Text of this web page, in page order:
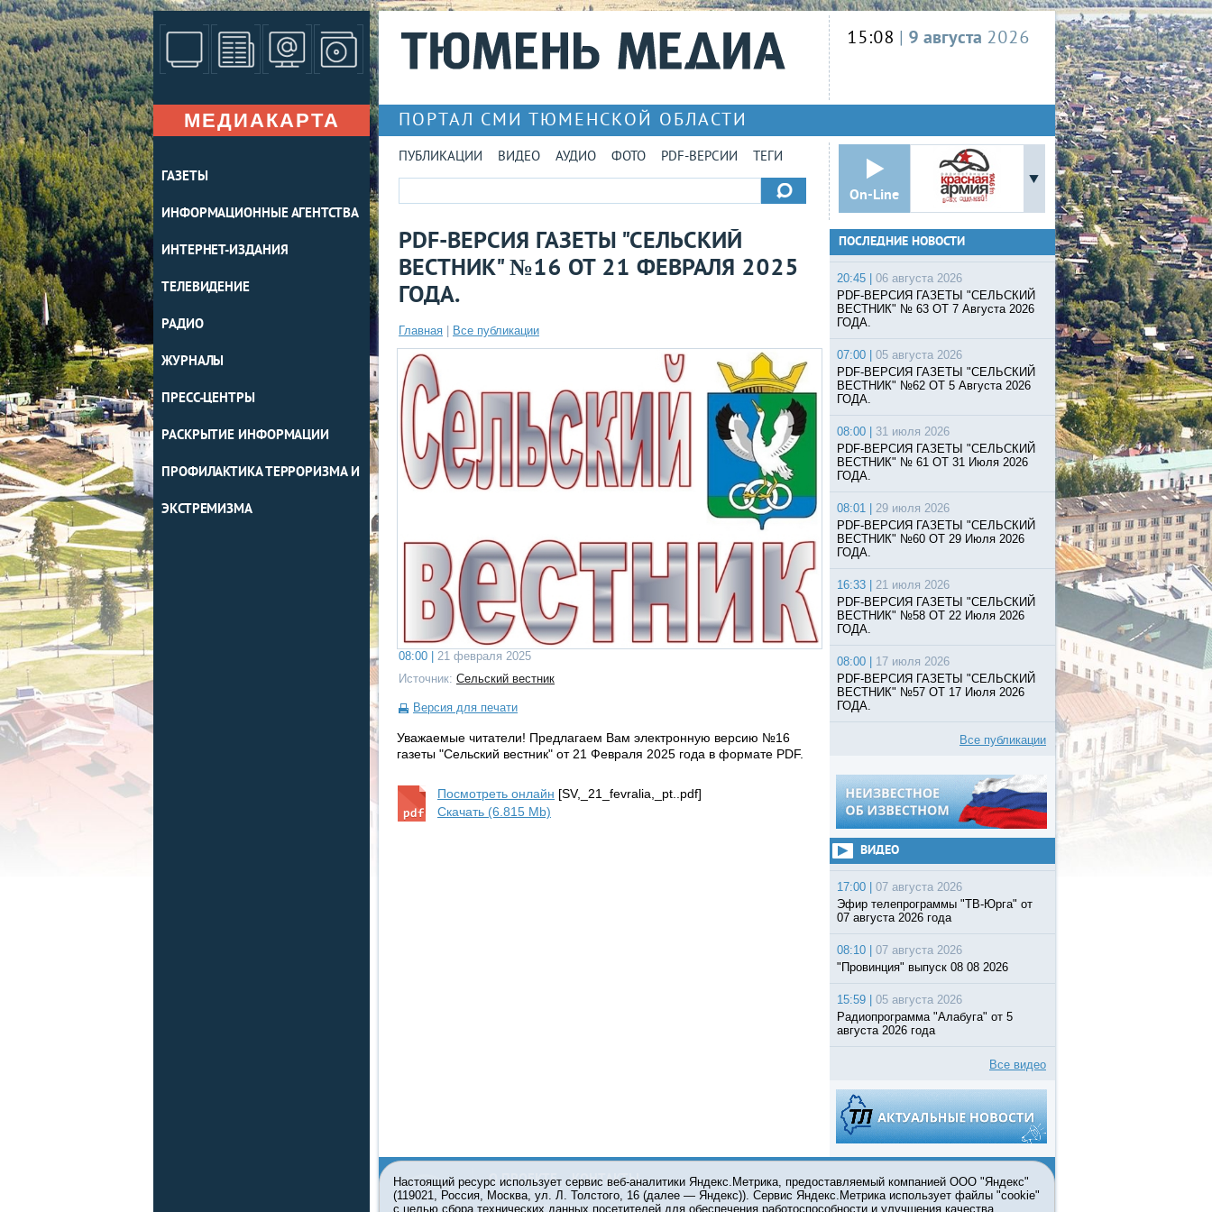
МЕДИАКАРТА
ГАЗЕТЫ
ИНФОРМАЦИОННЫЕ АГЕНТСТВА
ИНТЕРНЕТ-ИЗДАНИЯ
ТЕЛЕВИДЕНИЕ
РАДИО
ЖУРНАЛЫ
ПРЕСС-ЦЕНТРЫ
РАСКРЫТИЕ ИНФОРМАЦИИ
ПРОФИЛАКТИКА ТЕРРОРИЗМА И
ЭКСТРЕМИЗМА
15:08 | 9 августа 2026
ПОРТАЛ СМИ ТЮМЕНСКОЙ ОБЛАСТИ
ПУБЛИКАЦИИ ВИДЕО АУДИО ФОТО PDF-ВЕРСИИ ТЕГИ
On-Line
PDF-ВЕРСИЯ ГАЗЕТЫ "СЕЛЬСКИЙ
ВЕСТНИК" №16 ОТ 21 ФЕВРАЛЯ 2025
ГОДА.
Главная Все публикации
08:00 |
21 февраля 2025
Источник: Сельский вестник
Версия для печати
Уважаемые читатели! Предлагаем Вам электронную версию №16
газеты "Сельский вестник" от 21 Февраля 2025 года в формате PDF.
Посмотреть онлайн [SV,_21_fevralia,_pt..pdf]
Скачать (6.815 Mb)
ПОСЛЕДНИЕ НОВОСТИ
20:45 |
06 августа 2026
PDF-ВЕРСИЯ ГАЗЕТЫ "СЕЛЬСКИЙ
ВЕСТНИК" № 63 ОТ 7 Августа 2026
ГОДА.
07:00 |
05 августа 2026
PDF-ВЕРСИЯ ГАЗЕТЫ "СЕЛЬСКИЙ
ВЕСТНИК" №62 ОТ 5 Августа 2026
ГОДА.
08:00 |
31 июля 2026
PDF-ВЕРСИЯ ГАЗЕТЫ "СЕЛЬСКИЙ
ВЕСТНИК" № 61 ОТ 31 Июля 2026
ГОДА.
08:01 |
29 июля 2026
PDF-ВЕРСИЯ ГАЗЕТЫ "СЕЛЬСКИЙ
ВЕСТНИК" №60 ОТ 29 Июля 2026
ГОДА.
16:33 |
21 июля 2026
PDF-ВЕРСИЯ ГАЗЕТЫ "СЕЛЬСКИЙ
ВЕСТНИК" №58 ОТ 22 Июля 2026
ГОДА.
08:00 |
17 июля 2026
PDF-ВЕРСИЯ ГАЗЕТЫ "СЕЛЬСКИЙ
ВЕСТНИК" №57 ОТ 17 Июля 2026
ГОДА.
Все публикации
ВИДЕО
17:00 |
07 августа 2026
Эфир телепрограммы "ТВ-Юрга" от
07 августа 2026 года
08:10 |
07 августа 2026
"Провинция" выпуск 08 08 2026
15:59 |
05 августа 2026
Радиопрограмма "Алабуга" от 5
августа 2026 года
Все видео
О ПРОЕКТЕ КОНТАКТЫ
Настоящий ресурс использует сервис веб-аналитики Яндекс.Метрика, предоставляемый компанией ООО "Яндекс"
(119021, Россия, Москва, ул. Л. Толстого, 16 (далее — Яндекс)). Сервис Яндекс.Метрика использует файлы "cookie"
с целью сбора технических данных посетителей для обеспечения работоспособности и улучшения качества